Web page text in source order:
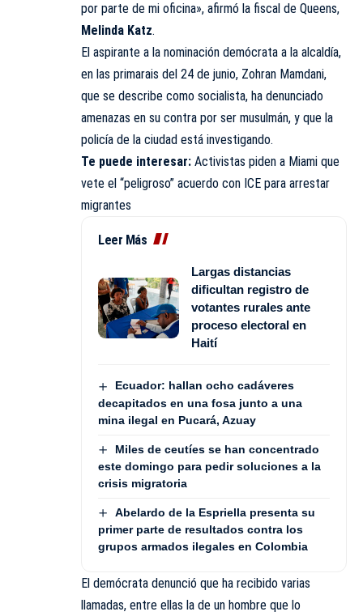
por parte de mi oficina», afirmó la fiscal de Queens,
Melinda Katz.
El aspirante a la nominación demócrata a la alcaldía,
en las primarais del 24 de junio, Zohran Mamdani,
que se describe como socialista, ha denunciado
amenazas en su contra por ser musulmán, y que la
policía de la ciudad está investigando.
Te puede interesar: Activistas piden a Miami que
vete el “peligroso” acuerdo con ICE para arrestar
migrantes
Leer Más
Largas distancias
dificultan registro de
votantes rurales ante
proceso electoral en
Haití
Ecuador: hallan ocho cadáveres
decapitados en una fosa junto a una
mina ilegal en Pucará, Azuay
Miles de ceutíes se han concentrado
este domingo para pedir soluciones a la
crisis migratoria
Abelardo de la Espriella presenta su
primer parte de resultados contra los
grupos armados ilegales en Colombia
El demócrata denunció que ha recibido varias
llamadas, entre ellas la de un hombre que lo